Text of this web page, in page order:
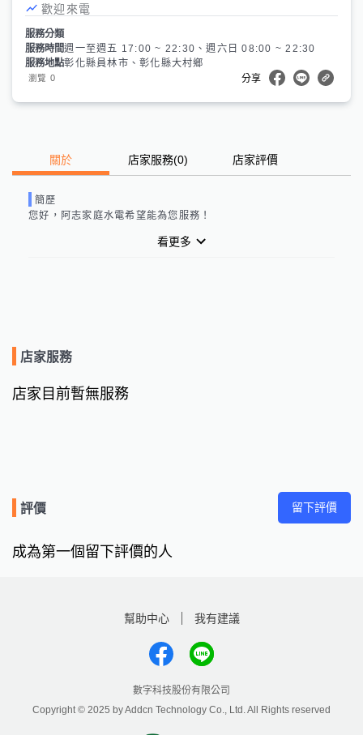
歡迎來電
服務分類
服務時間週一至週五 17:00 ~ 22:30、週六日 08:00 ~ 22:30
服務地點彰化縣員林市、彰化縣大村鄉
瀏覽 0 分享
關於 店家服務(0) 店家評價
簡歷
您好， 阿志家庭水電希望能為您服務！
看更多
店家服務
店家目前暫無服務
評價 留下評價
成為第一個留下評價的人
幫助中心 我有建議
數字科技股份有限公司
Copyright © 2025 by Addcn Technology Co., Ltd. All Rights reserved